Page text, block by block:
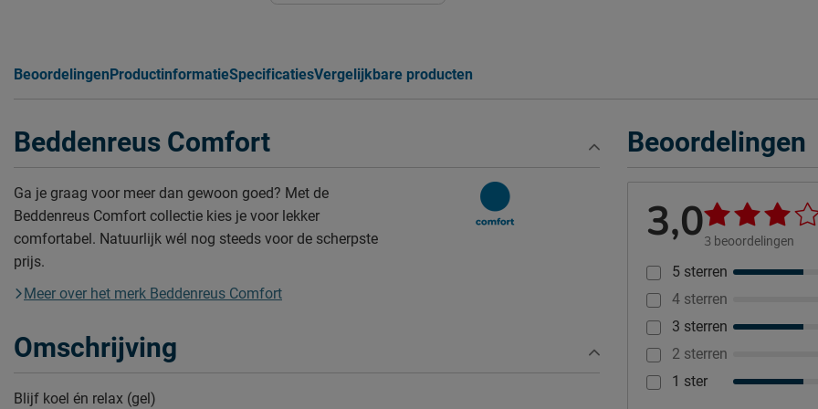
Beoordelingen ProductinformatieSpecificatiesVergelijkbare producten
Beoordelingen
3,03 beoordelingen
5 sterren
4 sterren
3 sterren
2 sterren
1 ster
Beddenreus Comfort
Ga je graag voor meer dan gewoon goed? Met de
Beddenreus Comfort collectie kies je voor lekker
comfortabel. Natuurlijk wél nog steeds voor de scherpste
prijs.
Meer over het merk Beddenreus Comfort
Omschrijving
Blijf koel én relax (gel)